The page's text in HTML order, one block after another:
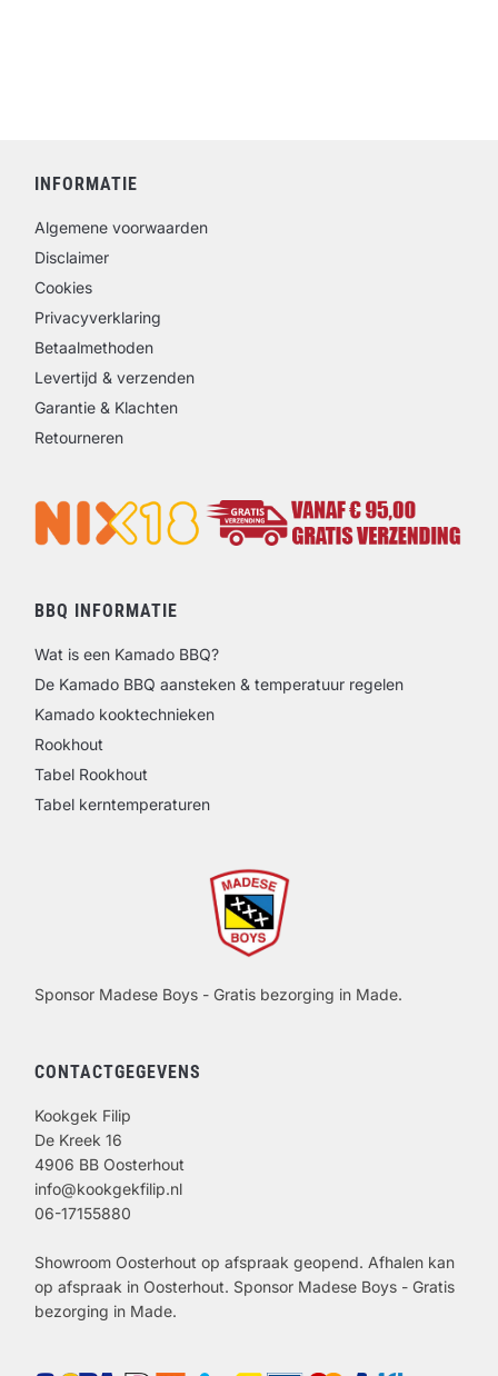
INFORMATIE
Algemene voorwaarden
Disclaimer
Cookies
Privacyverklaring
Betaalmethoden
Levertijd & verzenden
Garantie & Klachten
Retourneren
BBQ INFORMATIE
Wat is een Kamado BBQ?
De Kamado BBQ aansteken & temperatuur regelen
Kamado kooktechnieken
Rookhout
Tabel Rookhout
Tabel kerntemperaturen
Sponsor Madese Boys - Gratis bezorging in Made.
CONTACTGEGEVENS
Kookgek Filip
De Kreek 16
4906 BB Oosterhout
info@kookgekfilip.nl
06-17155880
Showroom Oosterhout op afspraak geopend. Afhalen kan
op afspraak in Oosterhout. Sponsor Madese Boys - Gratis
bezorging in Made.